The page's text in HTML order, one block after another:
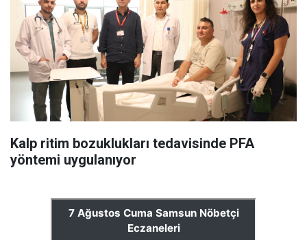
Kalp ritim bozuklukları tedavisinde PFA
yöntemi uygulanıyor